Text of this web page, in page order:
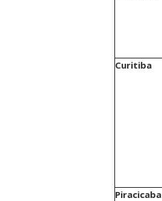
Curitiba
Piracicaba